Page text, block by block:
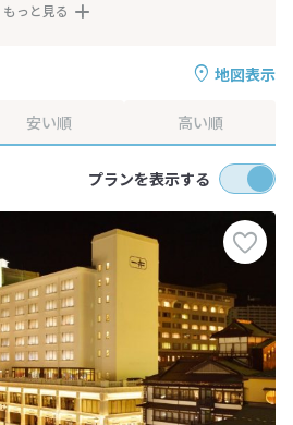
もっと見る
地図表示
安い順 高い順
プランを表示する